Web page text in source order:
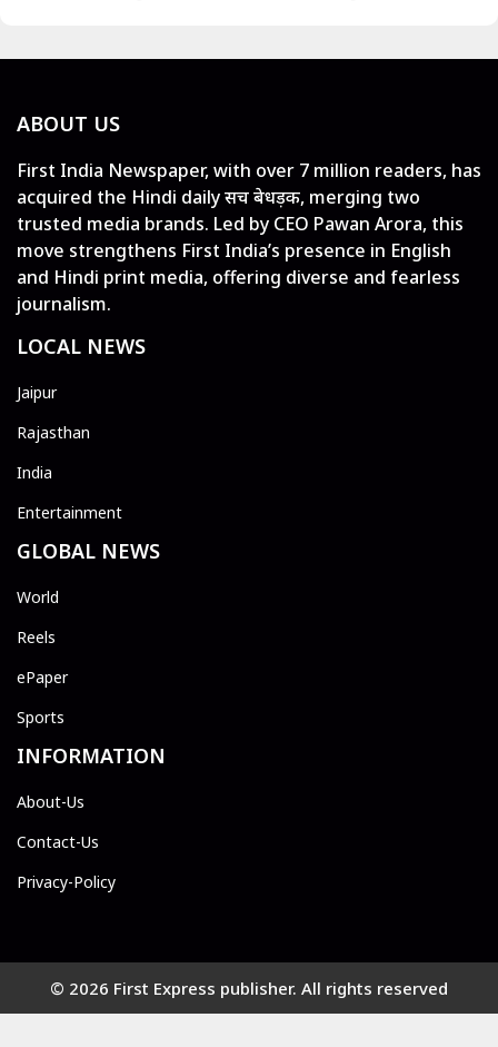
ABOUT US
First India Newspaper, with over 7 million readers, has
acquired the Hindi daily सच बेधड़क, merging two
trusted media brands. Led by CEO Pawan Arora, this
move strengthens First India’s presence in English
and Hindi print media, offering diverse and fearless
journalism.
LOCAL NEWS
Jaipur
Rajasthan
India
Entertainment
GLOBAL NEWS
World
Reels
ePaper
Sports
INFORMATION
About-Us
Contact-Us
Privacy-Policy
© 2026 First Express publisher. All rights reserved